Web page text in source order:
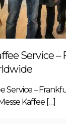
Service –
Service –
Kaffee […]